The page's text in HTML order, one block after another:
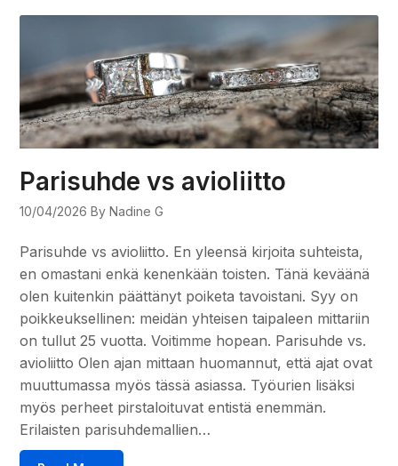
Parisuhde vs avioliitto
10/04/2026 By Nadine G
Parisuhde vs avioliitto. En yleensä kirjoita suhteista,
en omastani enkä kenenkään toisten. Tänä keväänä
olen kuitenkin päättänyt poiketa tavoistani. Syy on
poikkeuksellinen: meidän yhteisen taipaleen mittariin
on tullut 25 vuotta. Voitimme hopean. Parisuhde vs.
avioliitto Olen ajan mittaan huomannut, että ajat ovat
muuttumassa myös tässä asiassa. Työurien lisäksi
myös perheet pirstaloituvat entistä enemmän.
Erilaisten parisuhdemallien…